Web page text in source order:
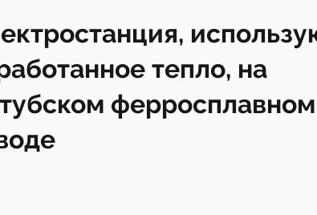
тепло, на
ферросплавном